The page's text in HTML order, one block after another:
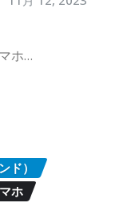
ホ…
ド）
ホ